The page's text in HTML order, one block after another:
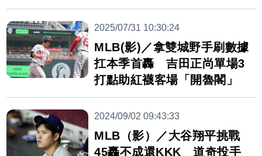
實
2025/07/31 10:30:24
MLB(影)／拿雙城野手刷數據
扛本季首轟 吉田正尚單場3
打點助紅襪客場「開魯閣」
2024/09/02 09:43:33
MLB（影）／大谷翔平挑戰
45轟不成還KKK 道奇投手